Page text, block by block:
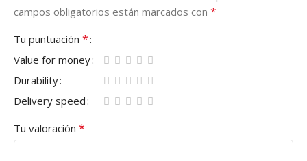
campos obligatorios están marcados con *
Tu puntuación *
Value for money
Durability
Delivery speed
Tu valoración *